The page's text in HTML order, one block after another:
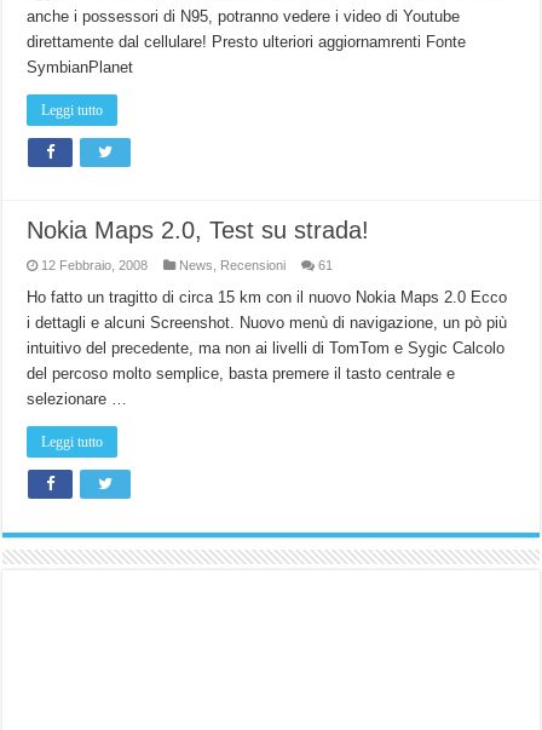
anche i possessori di N95, potranno vedere i video di Youtube
direttamente dal cellulare! Presto ulteriori aggiornamrenti Fonte
SymbianPlanet
Leggi tutto
Nokia Maps 2.0, Test su strada!
12 Febbraio, 2008 News Recensioni 61
Ho fatto un tragitto di circa 15 km con il nuovo Nokia Maps 2.0 Ecco
i dettagli e alcuni Screenshot. Nuovo menù di navigazione, un pò più
intuitivo del precedente, ma non ai livelli di TomTom e Sygic Calcolo
del percoso molto semplice, basta premere il tasto centrale e
selezionare …
Leggi tutto